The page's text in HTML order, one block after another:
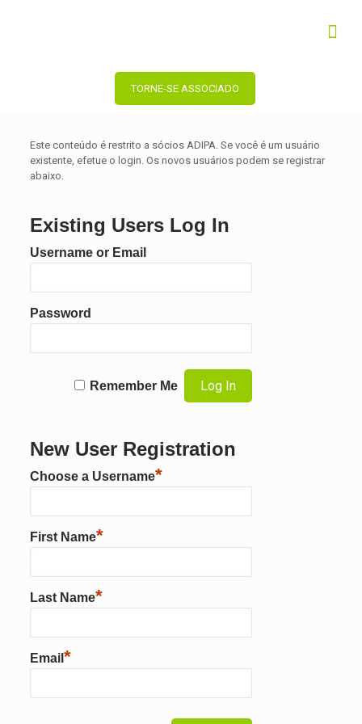
TORNE-SE ASSOCIADO
Este conteúdo é restrito a sócios ADIPA. Se você é um usuário
existente, efetue o login. Os novos usuários podem se registrar
abaixo.
Existing Users Log In
Username or Email
Password
Remember Me
New User Registration
Choose a Username*
First Name*
Last Name*
Email*